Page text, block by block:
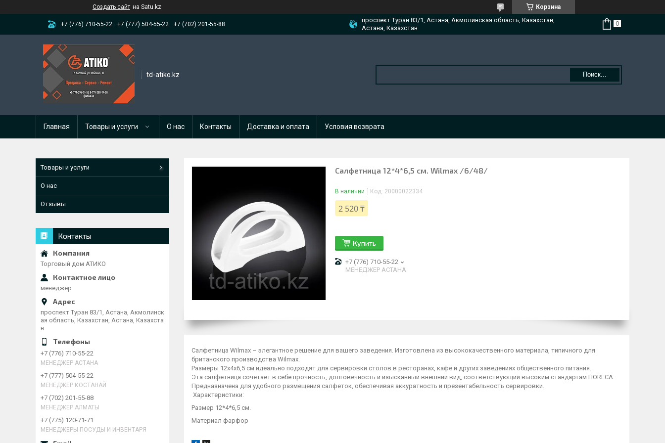
Создать сайт на Satu.kz Корзина
+7 (776) 710-55-22 +7 (777) 504-55-22 +7 (702) 201-55-88
проспект Туран 83/1, Астана, Акмолинская область, Казахстан,
Астана, Казахстан
td-atiko.kz Поиск...
Главная Товары и услуги О нас Контакты Доставка и оплата Условия возврата
Салфетница 12*4*6,5 см. Wilmax /6/48/
В наличии Код: 20000022334
2 520 ₸
Купить
+7 (776) 710-55-22
МЕНЕДЖЕР АСТАНА
Салфетница Wilmax – элегантное решение для вашего заведения. Изготовлена из высококачественного материала, типичного для
британского производства Wilmax.
Размеры 12x4x6,5 см идеально подходят для сервировки столов в ресторанах, кафе и других заведениях общественного питания.
Эта салфетница сочетает в себе прочность, долговечность и изысканный внешний вид, соответствующий высоким стандартам HORECA.
Предназначена для удобного размещения салфеток, обеспечивая аккуратность и презентабельность сервировки.
Характеристики:
Размер 12*4*6,5 см.
Материал фарфор
Товары и услуги
О нас
Отзывы
Контакты
Торговый дом АТИКО
менеджер
проспект Туран 83/1, Астана, Акмолинск
ая область, Казахстан, Астана, Казахста
н
+7 (776) 710-55-22
МЕНЕДЖЕР АСТАНА
+7 (777) 504-55-22
МЕНЕДЖЕР КОСТАНАЙ
+7 (702) 201-55-88
МЕНЕДЖЕР АЛМАТЫ
+7 (775) 120-71-71
МЕНЕДЖЕРЫ ПОСУДЫ И ИНВЕНТАРЯ